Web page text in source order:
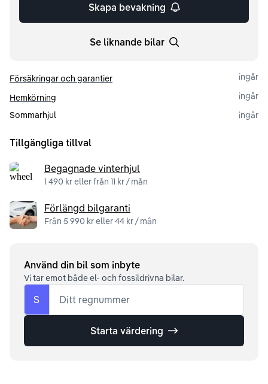
Skapa bevakning
Se liknande bilar
Försäkringar och garantier
ingår
Hemkörning
ingår
Sommarhjul
ingår
Tillgängliga tillval
Begagnade vinterhjul
1 490 kr eller från 11 kr / mån
Förlängd bilgaranti
Från 5 990 kr eller 44 kr / mån
Använd din bil som inbyte
Vi tar emot både el- och fossildrivna bilar.
S Ditt regnummer
Starta värdering